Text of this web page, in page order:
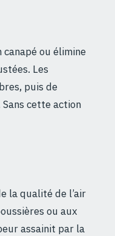
ou élimine
Les
puis de
cette action
la qualité de l’air
ou aux
assainit par la